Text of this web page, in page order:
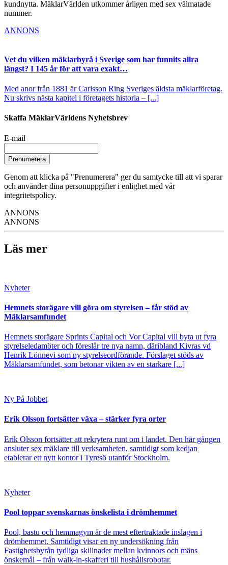
kundnytta. MäklarVärlden utkommer årligen med sex välmatade
nummer.
ANNONS
Vet du vilken mäklarbyrå i Sverige som har funnits allra
längst? I 145 år för att vara exakt…
Med anor från 1881 är Carlsson Ring Sveriges äldsta mäklarföretag.
Nu skrivs nästa kapitel i företagets historia – [...]
Skaffa MäklarVärldens Nyhetsbrev
E-mail
Prenumerera
Genom att klicka på "Prenumerera" ger du samtycke till att vi sparar
och använder dina personuppgifter i enlighet med vår
integritetspolicy.
ANNONS
ANNONS
Läs mer
Nyheter
Hemnets storägare vill göra om styrelsen – får stöd av
Mäklarsamfundet
Hemnets storägare Sprints Capital och Vor Capital vill byta ut fyra
styrelseledamöter och föreslår tre nya namn, däribland Kivras vd
Henrik Lönnevi som ny styrelseordförande. Förslaget stöds av
Mäklarsamfundet, som betonar vikten av en starkare [...]
Ny På Jobbet
Erik Olsson fortsätter växa – stärker fyra orter
Erik Olsson fortsätter att rekrytera runt om i landet. Den här gången
ansluter sex mäklare till verksamheten, samtidigt som kedjan
etablerar ett nytt kontor i Tyresö utanför Stockholm.
Nyheter
Pool toppar svenskarnas önskelista i drömhemmet
Pool, bastu och hemmagym är de mest eftertraktade inslagen i
drömhemmet. Samtidigt visar en ny undersökning från
Fastighetsbyrån tydliga skillnader mellan kvinnors och mäns
önskemål – från walk-in-skafferi till hushållsrobotar.